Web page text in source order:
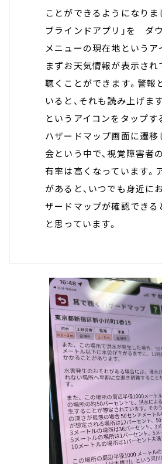
ことができるようになりま
ブラインドアプリ」を ダ
メニューの現在地というア
まずお天気情報が表示され
聴くことができます。警報
いると、それも読み上げま
というアイコンをタップす
ハザードマップ画面に遷移
会という中で、視覚障害者
有率は高くなっています。
があると、いつでも身近に
ザードマップが確認できる
と思っています。